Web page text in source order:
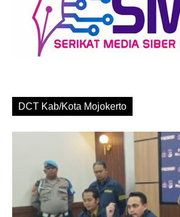
DCT Kab/Kota Mojokerto